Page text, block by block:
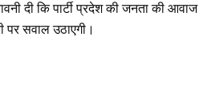
दी कि पार्टी प्रदेश की जनता
पर सवाल उठाएगी।